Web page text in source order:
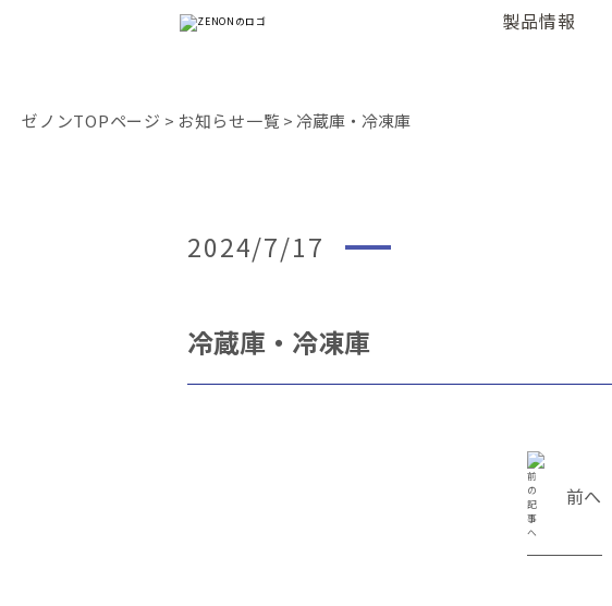
製品情報
ゼノンTOPページ > お知らせ一覧 > 冷蔵庫・冷凍庫
2024/7/17
冷蔵庫・冷凍庫
前へ